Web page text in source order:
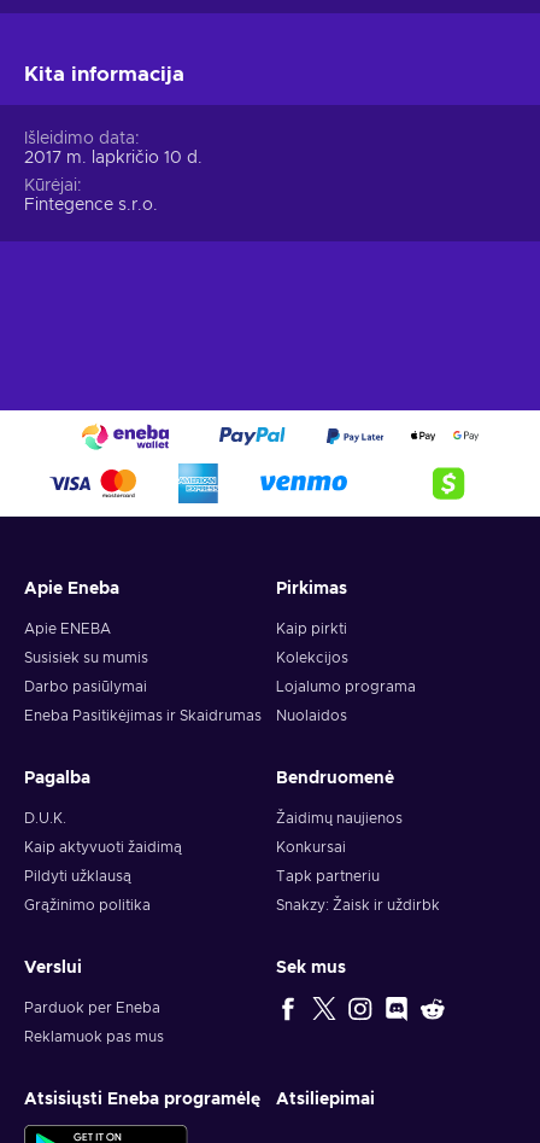
Kita informacija
Išleidimo data
2017 m. lapkričio 10 d.
Kūrėjai
Fintegence s.r.o.
Apie Eneba
Apie ENEBA
Susisiek su mumis
Darbo pasiūlymai
Eneba Pasitikėjimas ir Skaidrumas
Pirkimas
Kaip pirkti
Kolekcijos
Lojalumo programa
Nuolaidos
Pagalba
D.U.K.
Kaip aktyvuoti žaidimą
Pildyti užklausą
Grąžinimo politika
Bendruomenė
Žaidimų naujienos
Konkursai
Tapk partneriu
Snakzy: Žaisk ir uždirbk
Verslui
Parduok per Eneba
Reklamuok pas mus
Sek mus
Atsisiųsti Eneba programėlę Atsiliepimai